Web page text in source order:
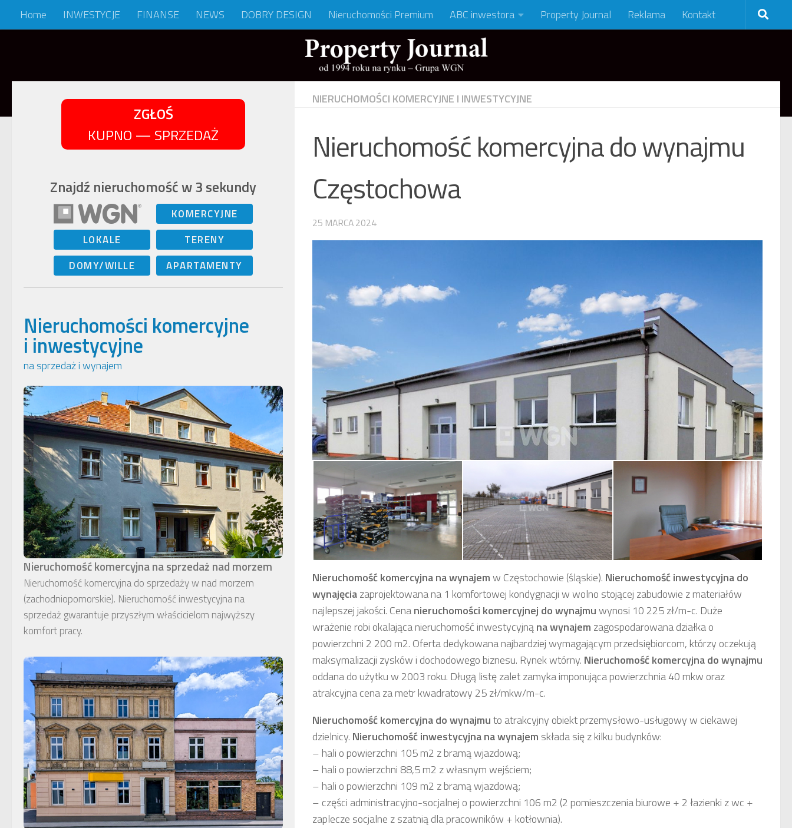
Skip to content
Home INWESTYCJE FINANSE NEWS DOBRY DESIGN Nieruchomości Premium ABC inwestora Property Journal Reklama Kontakt
NIERUCHOMOŚCI KOMERCYJNE I INWESTYCYJNE
Nieruchomość komercyjna do wynajmu
Częstochowa
25 MARCA 2024
Nieruchomość komercyjnana wynajemw Częstochowie (śląskie). Nieruchomość inwestycyjnado
wynajęciazaprojektowana na 1 komfortowej kondygnacji w wolno stojącej zabudowie z materiałów
najlepszej jakości. Cenanieruchomości komercyjnej do wynajmuwynosi 10 225 zł/m-c. Duże
wrażenie robi okalająca nieruchomość inwestycyjnąna wynajem zagospodarowana działka o
powierzchni 2 200 m2. Oferta dedykowana najbardziej wymagającym przedsiębiorcom, którzy oczekują
maksymalizacji zysków i dochodowego biznesu. Rynek wtórny. Nieruchomość komercyjnado wynajmu
oddana do użytku w 2003 roku. Długą listę zalet zamyka imponująca powierzchnia 40 mkw oraz
atrakcyjna cena za metr kwadratowy 25 zł/mkw/m-c.
Nieruchomość komercyjnado wynajmuto atrakcyjny obiekt przemysłowo-usługowy w ciekawej
dzielnicy. Nieruchomość inwestycyjnana wynajem składa się z kilku budynków:
– hali o powierzchni 105 m2 z bramą wjazdową;
– hali o powierzchni 88,5 m2 z własnym wejściem;
– hali o powierzchni 109 m2 z bramą wjazdową;
– części administracyjno-socjalnej o powierzchni 106 m2 (2 pomieszczenia biurowe + 2 łazienki z wc +
zaplecze socjalne z szatnią dla pracowników + kotłownia).
ZGŁOŚ
KUPNO — SPRZEDAŻ
Znajdź nieruchomość w 3 sekundy
KOMERCYJNE
LOKALE
TERENY
DOMY/WILLE
APARTAMENTY
Nieruchomości komercyjne
i inwestycyjne
na sprzedaż i wynajem
Nieruchomość komercyjna na sprzedaż nad morzem
Nieruchomość komercyjna do sprzedaży w nad morzem
(zachodniopomorskie). Nieruchomość inwestycyjna na
sprzedaż gwarantuje przyszłym właścicielom najwyższy
komfort pracy.